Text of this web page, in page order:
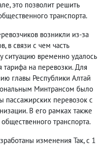
это позволит решить
транспорта.
возникли из-за
в связи с чем часть
ситуацию временно удалось
на перевозки. Для
главы Республики Алтай
Минтрансом было
пассажирских перевозок с
В его рамках также
транспорта.
изменения Так, с 1